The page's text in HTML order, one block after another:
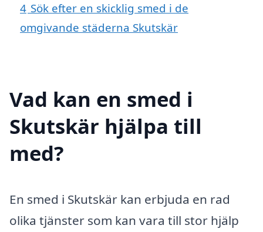
4 Sök efter en skicklig smed i de
omgivande städerna Skutskär
Vad kan en smed i
Skutskär hjälpa till
med?
En smed i Skutskär kan erbjuda en rad
olika tjänster som kan vara till stor hjälp